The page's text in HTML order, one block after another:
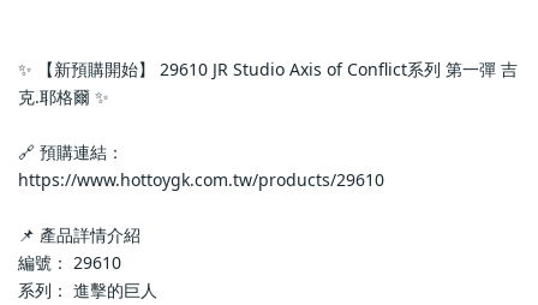
✨ 【新預購開始】 29610 JR Studio Axis of Conflict系列 第一彈 吉
克.耶格爾 ✨
🔗 預購連結：
https://www.hottoygk.com.tw/products/29610
📌 產品詳情介紹
編號： 29610
系列： 進擊的巨人